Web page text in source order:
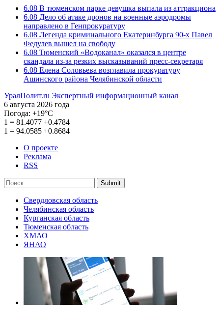
6.08 В тюменском парке девушка выпала из аттракциона
6.08 Дело об атаке дронов на военные аэродромы
направлено в Генпрокуратуру
6.08 Легенда криминального Екатеринбурга 90-х Павел
Федулев вышел на свободу
6.08 Тюменский «Водоканал» оказался в центре
скандала из-за резких высказываний пресс-секретаря
6.08 Елена Соловьева возглавила прокуратуру
Ашинского района Челябинской области
УралПолит.ru Экспертный информационный канал
6 августа 2026 года
Погода: +19°С
1 = 81.4077 +0.4784
1 = 94.0585 +0.8684
О проекте
Реклама
RSS
Submit
Свердловская область
Челябинская область
Курганская область
Тюменская область
ХМАО
ЯНАО